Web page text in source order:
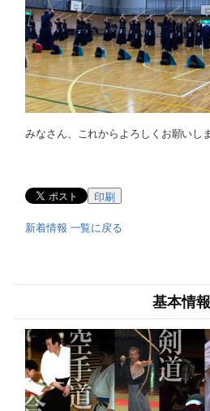
みなさん、これからよろしくお願いしま
印刷
新着情報 一覧に戻る
基本情報